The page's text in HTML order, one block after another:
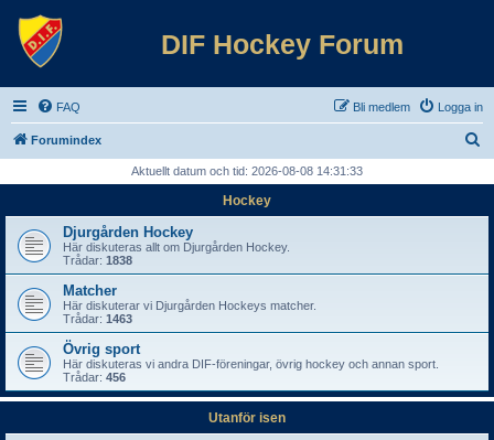
DIF Hockey Forum
FAQ Logga in
Bli medlem
Forumindex
Aktuellt datum och tid: 2026-08-08 14:31:33
Hockey
Djurgården Hockey
Här diskuteras allt om Djurgården Hockey.
Trådar: 1838
Matcher
Här diskuterar vi Djurgården Hockeys matcher.
Trådar: 1463
Övrig sport
Här diskuteras vi andra DIF-föreningar, övrig hockey och annan sport.
Trådar: 456
Utanför isen